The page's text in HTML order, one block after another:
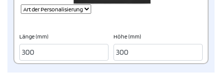
Länge (mm) Höhe (mm)